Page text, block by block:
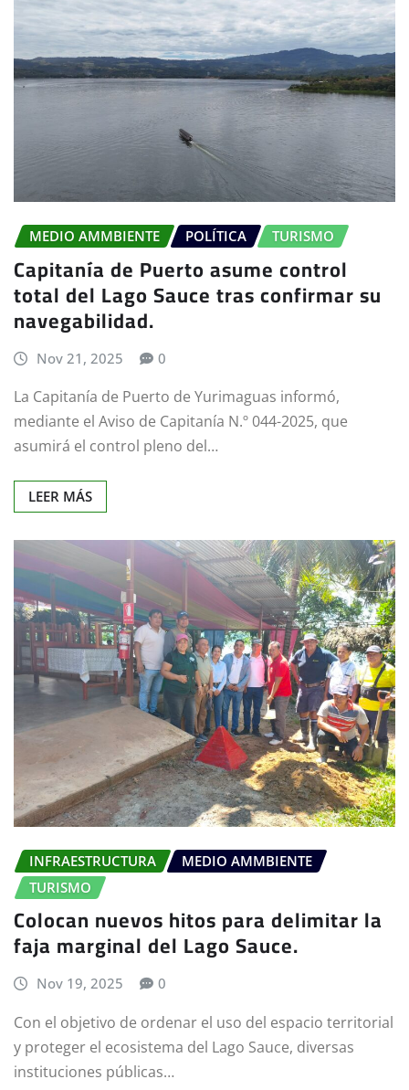
MEDIO AMMBIENTE POLÍTICA TURISMO
Capitanía de Puerto asume control
total del Lago Sauce tras confirmar su
navegabilidad.
Nov 21, 2025 0
La Capitanía de Puerto de Yurimaguas informó,
mediante el Aviso de Capitanía N.º 044-2025, que
asumirá el control pleno del…
LEER MÁS
INFRAESTRUCTURA
MEDIO AMMBIENTE
TURISMO
Colocan nuevos hitos para delimitar la
faja marginal del Lago Sauce.
Nov 19, 2025 0
Con el objetivo de ordenar el uso del espacio territorial
y proteger el ecosistema del Lago Sauce, diversas
instituciones públicas…